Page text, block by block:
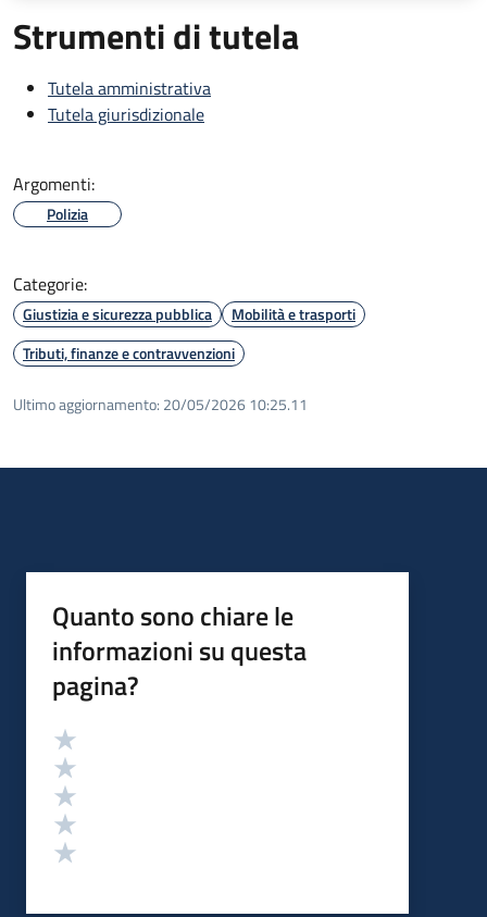
Strumenti di tutela
Tutela amministrativa
Tutela giurisdizionale
Argomenti:
Polizia
Categorie:
Giustizia e sicurezza pubblica
Mobilità e trasporti
Tributi, finanze e contravvenzioni
Ultimo aggiornamento: 20/05/2026 10:25.11
Quanto sono chiare le
informazioni su questa
pagina?
Valutazione